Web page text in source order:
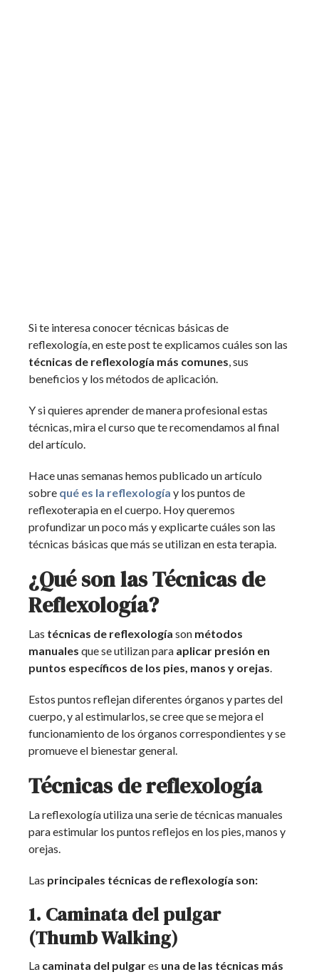
Si te interesa conocer técnicas básicas de
reflexología, en este post te explicamos cuáles son las
técnicas de reflexología más comunes, sus
beneficios y los métodos de aplicación.
Y si quieres aprender de manera profesional estas
técnicas, mira el curso que te recomendamos al final
del artículo.
Hace unas semanas hemos publicado un artículo
sobre qué es la reflexología y los puntos de
reflexoterapia en el cuerpo. Hoy queremos
profundizar un poco más y explicarte cuáles son las
técnicas básicas que más se utilizan en esta terapia.
¿Qué son las Técnicas de
Reflexología?
Las técnicas de reflexología son métodos
manuales que se utilizan para aplicar presión en
puntos específicos de los pies, manos y orejas.
Estos puntos reflejan diferentes órganos y partes del
cuerpo, y al estimularlos, se cree que se mejora el
funcionamiento de los órganos correspondientes y se
promueve el bienestar general.
Técnicas de reflexología
La reflexología utiliza una serie de técnicas manuales
para estimular los puntos reflejos en los pies, manos y
orejas.
Las principales técnicas de reflexología son:
1. Caminata del pulgar
(Thumb Walking)
La caminata del pulgares una de las técnicas más